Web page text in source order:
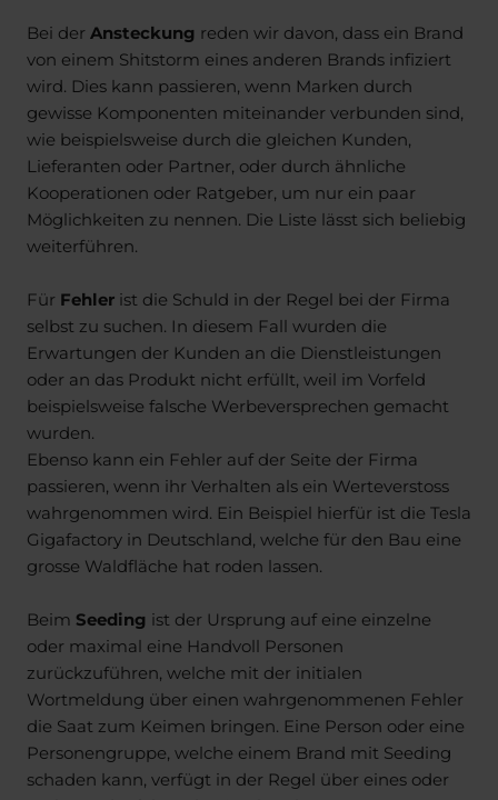
Bei der Ansteckung reden wir davon, dass ein Brand
von einem Shitstorm eines anderen Brands infiziert
wird. Dies kann passieren, wenn Marken durch
gewisse Komponenten miteinander verbunden sind,
wie beispielsweise durch die gleichen Kunden,
Lieferanten oder Partner, oder durch ähnliche
Kooperationen oder Ratgeber, um nur ein paar
Möglichkeiten zu nennen. Die Liste lässt sich beliebig
weiterführen.
Für Fehler ist die Schuld in der Regel bei der Firma
selbst zu suchen. In diesem Fall wurden die
Erwartungen der Kunden an die Dienstleistungen
oder an das Produkt nicht erfüllt, weil im Vorfeld
beispielsweise falsche Werbeversprechen gemacht
wurden.
Ebenso kann ein Fehler auf der Seite der Firma
passieren, wenn ihr Verhalten als ein Werteverstoss
wahrgenommen wird. Ein Beispiel hierfür ist die Tesla
Gigafactory in Deutschland, welche für den Bau eine
grosse Waldfläche hat roden lassen.
Beim Seeding ist der Ursprung auf eine einzelne
oder maximal eine Handvoll Personen
zurückzuführen, welche mit der initialen
Wortmeldung über einen wahrgenommenen Fehler
die Saat zum Keimen bringen. Eine Person oder eine
Personengruppe, welche einem Brand mit Seeding
schaden kann, verfügt in der Regel über eines oder